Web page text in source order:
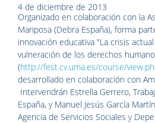
4 de diciembre de 2013
Organizado en colaboración con la
Mariposa (Debra España), forma
innovación educativa "La crisis
vulneración de los derechos
(http://fest.cv.uma.es/course/
desarrollado en colaboración con
Intervendrán Estrella Gerrero,
España, y Manuel Jesús García
Agencia de Servicios Sociales y